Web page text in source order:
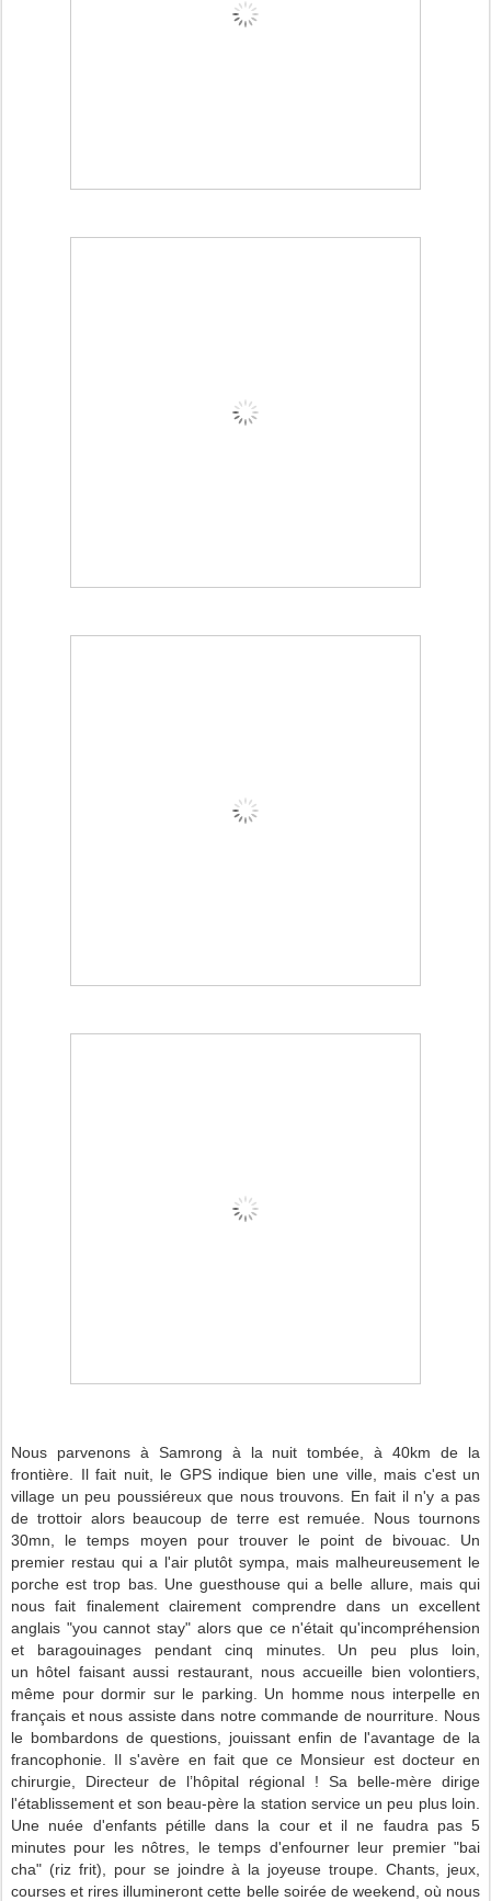
Nous parvenons à Samrong à la nuit tombée, à 40km de la
frontière. Il fait nuit, le GPS indique bien une ville, mais c'est un
village un peu poussiéreux que nous trouvons. En fait il n'y a pas
de trottoir alors beaucoup de terre est remuée. Nous tournons
30mn, le temps moyen pour trouver le point de bivouac. Un
premier restau qui a l'air plutôt sympa, mais malheureusement le
porche est trop bas. Une guesthouse qui a belle allure, mais qui
nous fait finalement clairement comprendre dans un excellent
anglais "you cannot stay" alors que ce n'était qu'incompréhension
et baragouinages pendant cinq minutes. Un peu plus loin,
un hôtel faisant aussi restaurant, nous accueille bien volontiers,
même pour dormir sur le parking. Un homme nous interpelle en
français et nous assiste dans notre commande de nourriture. Nous
le bombardons de questions, jouissant enfin de l'avantage de la
francophonie. Il s'avère en fait que ce Monsieur est docteur en
chirurgie, Directeur de l’hôpital régional ! Sa belle-mère dirige
l'établissement et son beau-père la station service un peu plus loin.
Une nuée d'enfants pétille dans la cour et il ne faudra pas 5
minutes pour les nôtres, le temps d'enfourner leur premier "bai
cha" (riz frit), pour se joindre à la joyeuse troupe. Chants, jeux,
courses et rires illumineront cette belle soirée de weekend, où nous